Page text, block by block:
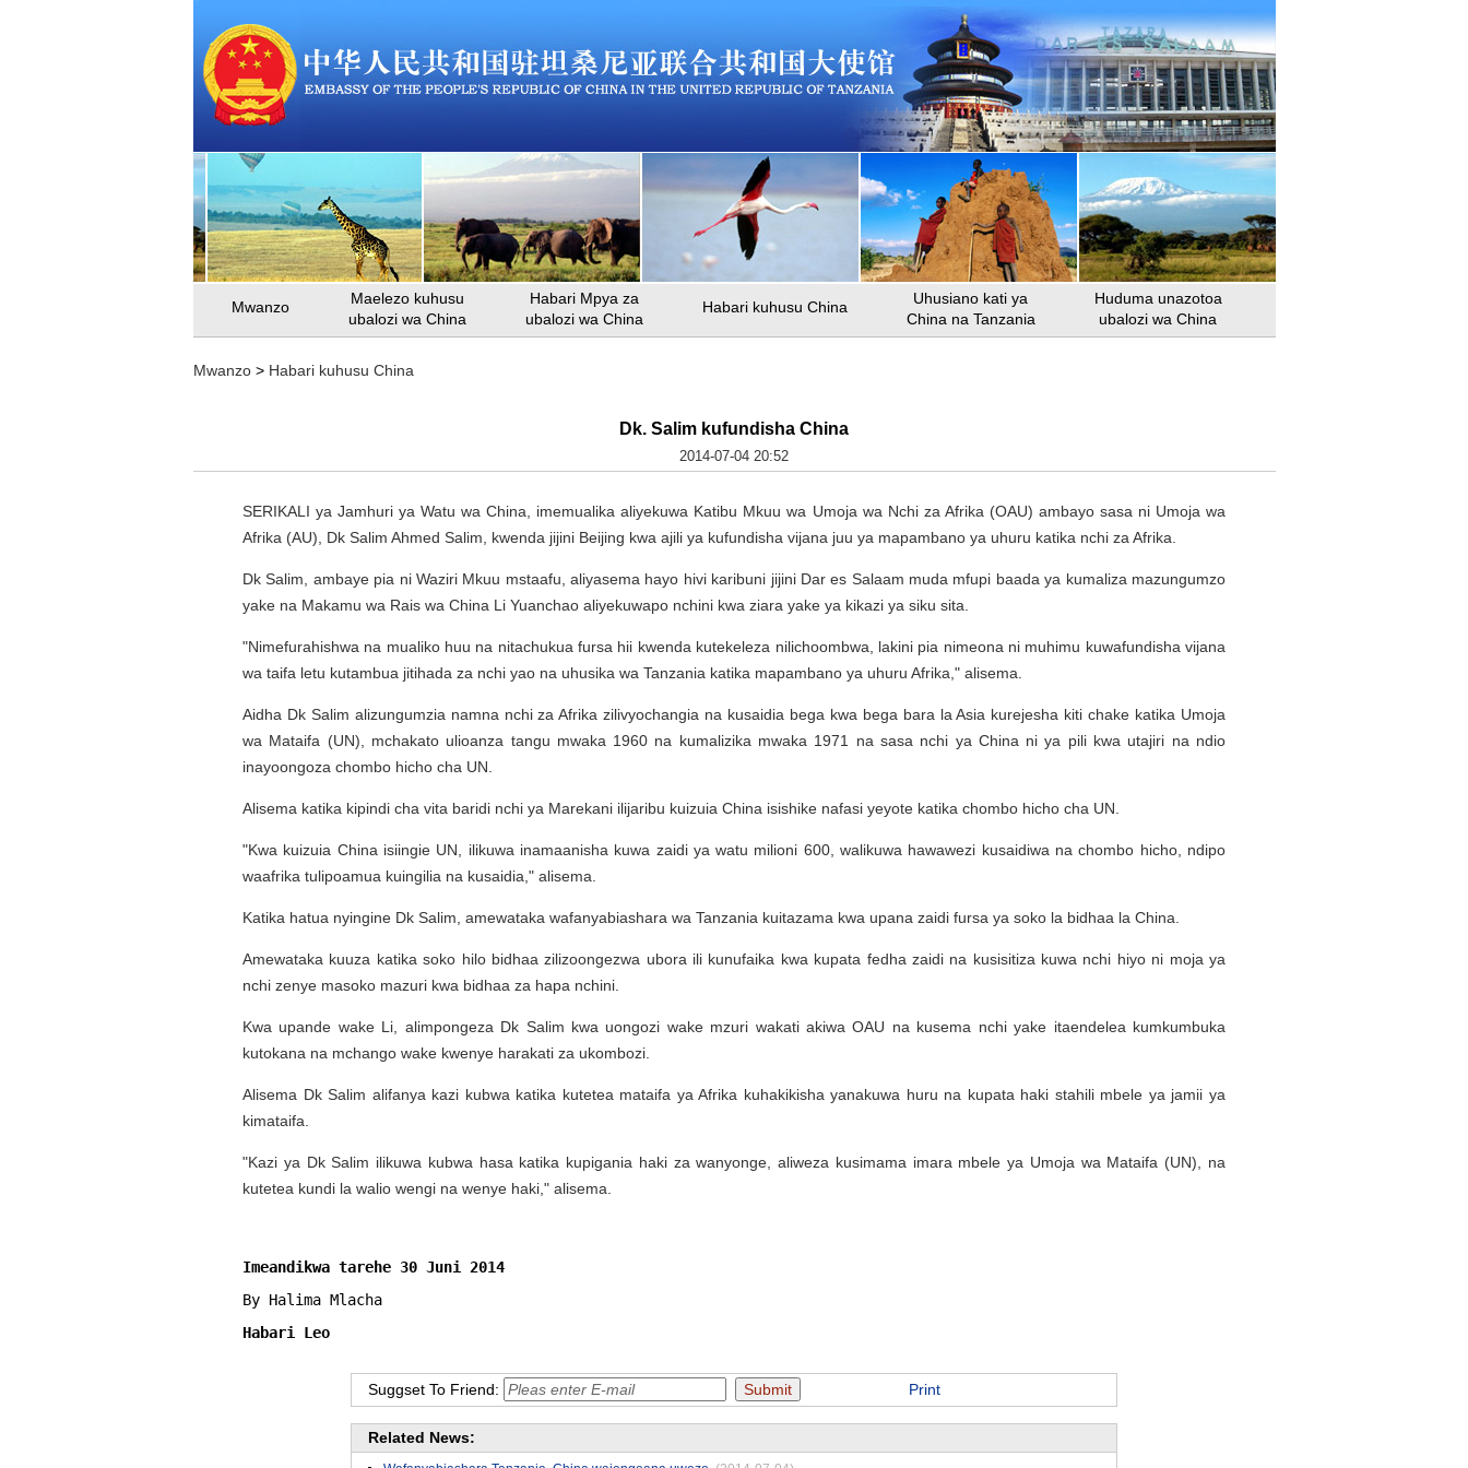
Mwanzo
Maelezo kuhusu
ubalozi wa China
Habari Mpya za
ubalozi wa China
Habari kuhusu China
Uhusiano kati ya
China na Tanzania
Huduma unazotoa
ubalozi wa China
Mwanzo> Habari kuhusu China
Dk. Salim kufundisha China
2014-07-04 20:52
SERIKALI ya Jamhuri ya Watu wa China, imemualika aliyekuwa Katibu Mkuu wa Umoja wa Nchi za Afrika (OAU) ambayo sasa ni Umoja wa
Afrika (AU), Dk Salim Ahmed Salim, kwenda jijini Beijing kwa ajili ya kufundisha vijana juu ya mapambano ya uhuru katika nchi za Afrika.
Dk Salim, ambaye pia ni Waziri Mkuu mstaafu, aliyasema hayo hivi karibuni jijini Dar es Salaam muda mfupi baada ya kumaliza mazungumzo
yake na Makamu wa Rais wa China Li Yuanchao aliyekuwapo nchini kwa ziara yake ya kikazi ya siku sita.
"Nimefurahishwa na mualiko huu na nitachukua fursa hii kwenda kutekeleza nilichoombwa, lakini pia nimeona ni muhimu kuwafundisha vijana
wa taifa letu kutambua jitihada za nchi yao na uhusika wa Tanzania katika mapambano ya uhuru Afrika," alisema.
Aidha Dk Salim alizungumzia namna nchi za Afrika zilivyochangia na kusaidia bega kwa bega bara la Asia kurejesha kiti chake katika Umoja
wa Mataifa (UN), mchakato ulioanza tangu mwaka 1960 na kumalizika mwaka 1971 na sasa nchi ya China ni ya pili kwa utajiri na ndio
inayoongoza chombo hicho cha UN.
Alisema katika kipindi cha vita baridi nchi ya Marekani ilijaribu kuizuia China isishike nafasi yeyote katika chombo hicho cha UN.
"Kwa kuizuia China isiingie UN, ilikuwa inamaanisha kuwa zaidi ya watu milioni 600, walikuwa hawawezi kusaidiwa na chombo hicho, ndipo
waafrika tulipoamua kuingilia na kusaidia," alisema.
Katika hatua nyingine Dk Salim, amewataka wafanyabiashara wa Tanzania kuitazama kwa upana zaidi fursa ya soko la bidhaa la China.
Amewataka kuuza katika soko hilo bidhaa zilizoongezwa ubora ili kunufaika kwa kupata fedha zaidi na kusisitiza kuwa nchi hiyo ni moja ya
nchi zenye masoko mazuri kwa bidhaa za hapa nchini.
Kwa upande wake Li, alimpongeza Dk Salim kwa uongozi wake mzuri wakati akiwa OAU na kusema nchi yake itaendelea kumkumbuka
kutokana na mchango wake kwenye harakati za ukombozi.
Alisema Dk Salim alifanya kazi kubwa katika kutetea mataifa ya Afrika kuhakikisha yanakuwa huru na kupata haki stahili mbele ya jamii ya
kimataifa.
"Kazi ya Dk Salim ilikuwa kubwa hasa katika kupigania haki za wanyonge, aliweza kusimama imara mbele ya Umoja wa Mataifa (UN), na
kutetea kundi la walio wengi na wenye haki," alisema.
Imeandikwa tarehe 30 Juni 2014
By Halima Mlacha
Habari Leo
Suggset To Friend: Print
Related News: